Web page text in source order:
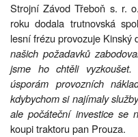
Strojní Závod Třeboň s. r.
roku dodala trutnovská
lesní frézu provozuje Kinský
našich požadavků
jsme ho chtěli
úsporám provozních
kdybychom si najímaly
ale počáteční investice se
koupi traktoru pan Prouza.